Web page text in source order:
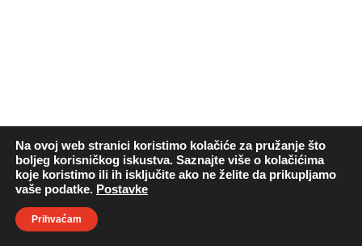
Na ovoj web stranici koristimo kolačiće za pružanje što
boljeg korisničkog iskustva. Saznajte više o kolačićima
koje koristimo ili ih isključite ako ne želite da prikupljamo
vaše podatke. Postavke
Prihvaćam